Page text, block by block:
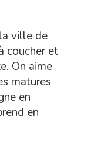
ville de
coucher et
On aime
matures
en
en